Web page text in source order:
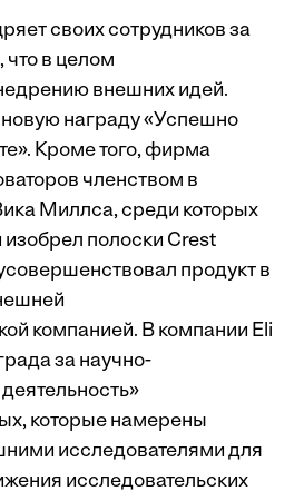
своих сотрудников за
что в целом
внешних идей.
награду «Успешно
Кроме того, фирма
членством в
Миллса, среди которых
изобрел полоски Crest
продукт в
компанией. В компании Eli
за научно-
которые намерены
исследователями для
исследовательских